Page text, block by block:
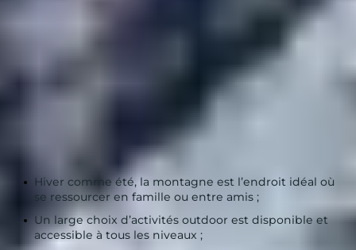
la faune, activités outdoor pour toute la famille… Il y en a
pour tous les goûts. En formule demi-pension ou
N’attendez plus et réservez vite un séjour au ski dans
l’un de nos hôtels et résidences Belambra en France !
Hiver comme été, la montagne est l’endroit idéal où
se ressourcer en famille ou entre amis ;
Un large choix d’activités outdoor est disponible et
accessible à tous les niveaux ;